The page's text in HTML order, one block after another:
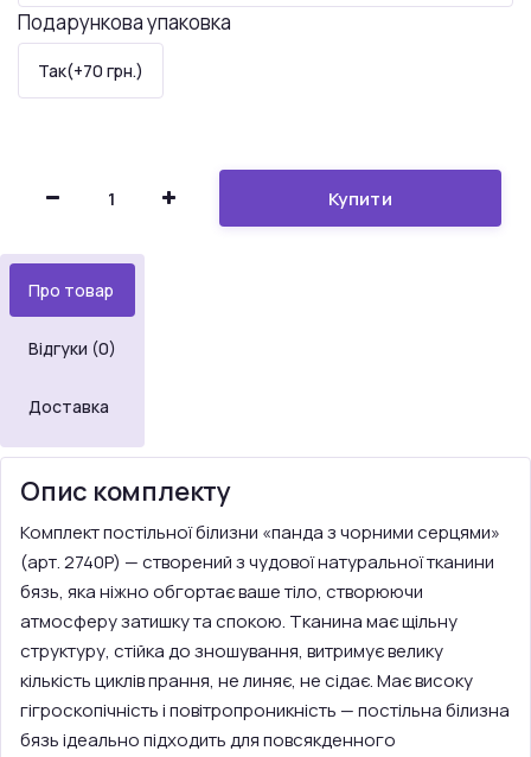
Подарункова упаковка
Так(+70 грн.)
Купити
Про товар
Відгуки (0)
Доставка
Опис комплекту
Комплект постільної білизни «панда з чорними серцями»
(арт. 2740P) — створений з чудової натуральної тканини
бязь, яка ніжно обгортає ваше тіло, створюючи
атмосферу затишку та спокою. Тканина має щільну
структуру, стійка до зношування, витримує велику
кількість циклів прання, не линяє, не сідає. Має високу
гігроскопічність і повітропроникність — постільна білизна
бязь ідеально підходить для повсякденного